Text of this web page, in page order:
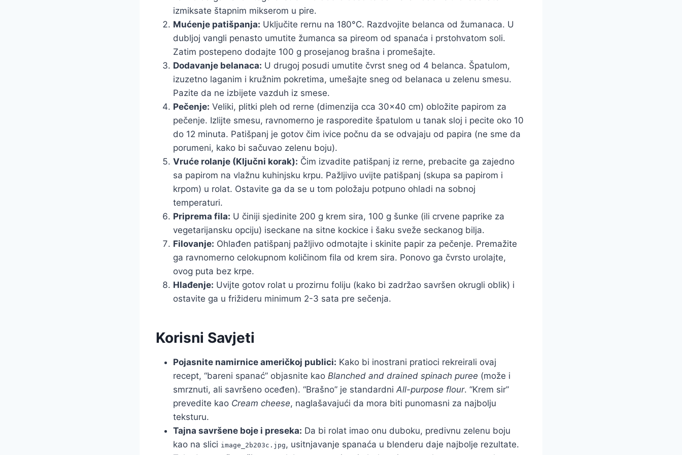
izmiksate štapnim mikserom u pire.
Mućenje patišpanja: Uključite rernu na 180°C. Razdvojite belanca od žumanaca. U
dubljoj vangli penasto umutite žumanca sa pireom od spanaća i prstohvatom soli.
Zatim postepeno dodajte 100 g prosejanog brašna i promešajte.
Dodavanje belanaca: U drugoj posudi umutite čvrst sneg od 4 belanca. Špatulom,
izuzetno laganim i kružnim pokretima, umešajte sneg od belanaca u zelenu smesu.
Pazite da ne izbijete vazduh iz smese.
Pečenje: Veliki, plitki pleh od rerne (dimenzija cca 30×40 cm) obložite papirom za
pečenje. Izlijte smesu, ravnomerno je rasporedite špatulom u tanak sloj i pecite oko 10
do 12 minuta. Patišpanj je gotov čim ivice počnu da se odvajaju od papira (ne sme da
porumeni, kako bi sačuvao zelenu boju).
Vruće rolanje (Ključni korak): Čim izvadite patišpanj iz rerne, prebacite ga zajedno
sa papirom na vlažnu kuhinjsku krpu. Pažljivo uvijte patišpanj (skupa sa papirom i
krpom) u rolat. Ostavite ga da se u tom položaju potpuno ohladi na sobnoj
temperaturi.
Priprema fila: U činiji sjedinite 200 g krem sira, 100 g šunke (ili crvene paprike za
vegetarijansku opciju) iseckane na sitne kockice i šaku sveže seckanog bilja.
Filovanje: Ohlađen patišpanj pažljivo odmotajte i skinite papir za pečenje. Premažite
ga ravnomerno celokupnom količinom fila od krem sira. Ponovo ga čvrsto urolajte,
ovog puta bez krpe.
Hlađenje: Uvijte gotov rolat u prozirnu foliju (kako bi zadržao savršen okrugli oblik) i
ostavite ga u frižideru minimum 2-3 sata pre sečenja.
Korisni Savjeti
Pojasnite namirnice američkoj publici: Kako bi inostrani pratioci rekreirali ovaj
recept, “bareni spanać” objasnite kao Blanched and drained spinach puree (može i
smrznuti, ali savršeno oceđen). “Brašno” je standardni All-purpose flour. “Krem sir”
prevedite kao Cream cheese, naglašavajući da mora biti punomasni za najbolju
teksturu.
Tajna savršene boje i preseka: Da bi rolat imao onu duboku, predivnu zelenu boju
kao na slici image_2b203c.jpg , usitnjavanje spanaća u blenderu daje najbolje rezultate.